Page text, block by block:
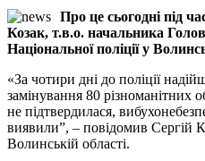
Про це сьогодні під
Козак, т.в.о. начальника
Національної поліції у
«За чотири дні до поліції
замінування 80 різноманітних
не підтвердилася,
виявили”, – повідомив Сергій
Волинській області.